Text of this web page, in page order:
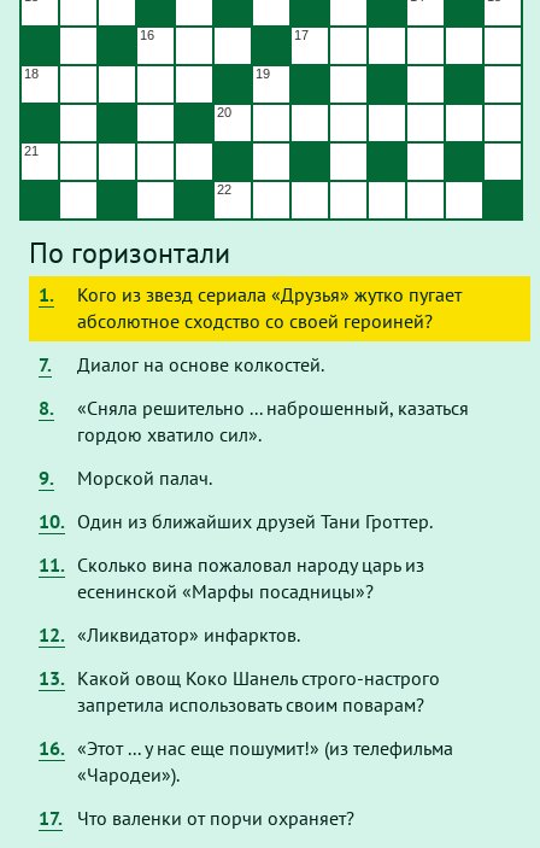
Результаты игры сохраняются - сетка заполняется при
16 17
18 19
20
21
22
По горизонтали
1.
Кого из звезд сериала «Друзья» жутко пугает
абсолютное сходство со своей героиней?
7.
Диалог на основе колкостей.
8.
«Сняла решительно ... наброшенный, казаться
гордою хватило сил».
9.
Морской палач.
10. Один из ближайших друзей Тани Гроттер.
11. Сколько вина пожаловал народу царь из
есенинской «Марфы посадницы»?
12. «Ликвидатор» инфарктов.
13. Какой овощ Коко Шанель строго-настрого
запретила использовать своим поварам?
16. «Этот ... у нас еще пошумит!» (из телефильма
«Чародеи»).
17.
Что валенки от порчи охраняет?